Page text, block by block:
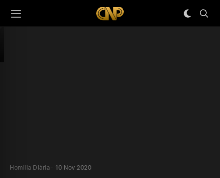
Homilia Diária 10 Nov 2020